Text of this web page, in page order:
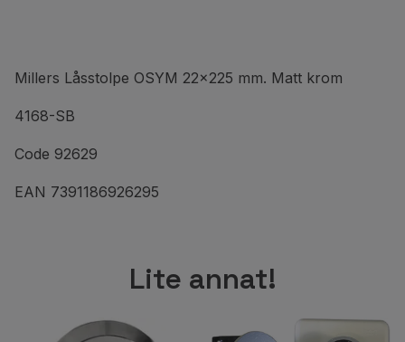
Millers Låsstolpe OSYM 22x225 mm. Matt krom
4168-SB
Code 92629
EAN 7391186926295
Lite annat!